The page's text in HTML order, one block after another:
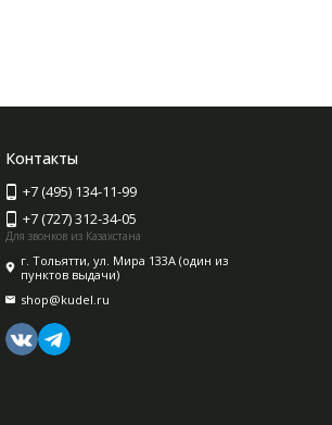
Контакты
+7 (495) 134-11-99
+7 (727) 312-34-05
Для звонков из Казахстана
г. Тольятти, ул. Мира 133А (один из
пунктов выдачи)
shop@kudel.ru